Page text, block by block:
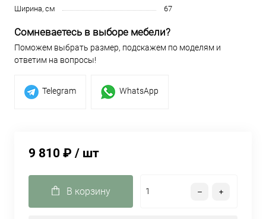
Ширина, см
67
Сомневаетесь в выборе мебели?
Поможем выбрать размер, подскажем по моделям и
ответим на вопросы!
Telegram WhatsApp
9 810 ₽ / шт
В корзину